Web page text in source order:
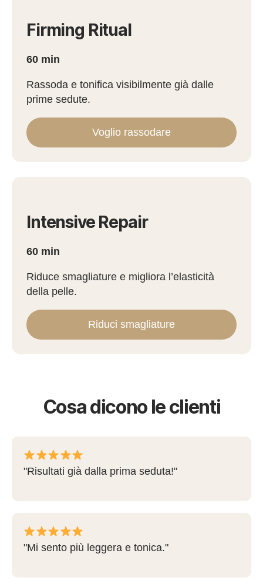
Firming Ritual
60 min
Rassoda e tonifica visibilmente già dalle
prime sedute.
Voglio rassodare
Intensive Repair
60 min
Riduce smagliature e migliora l’elasticità
della pelle.
Riduci smagliature
Cosa dicono le clienti
"Risultati già dalla prima seduta!"
"Mi sento più leggera e tonica."